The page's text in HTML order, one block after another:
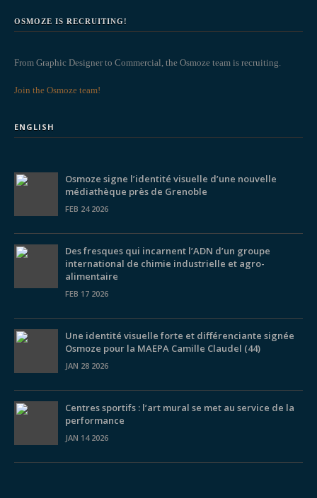
OSMOZE IS RECRUITING!
From Graphic Designer to Commercial, the Osmoze team is recruiting.
Join the Osmoze team!
ENGLISH
Osmoze signe l’identité visuelle d’une nouvelle
médiathèque près de Grenoble
FEB 24 2026
Des fresques qui incarnent l’ADN d’un groupe
international de chimie industrielle et agro-
alimentaire
FEB 17 2026
Une identité visuelle forte et différenciante signée
Osmoze pour la MAEPA Camille Claudel (44)
JAN 28 2026
Centres sportifs : l’art mural se met au service de la
performance
JAN 14 2026